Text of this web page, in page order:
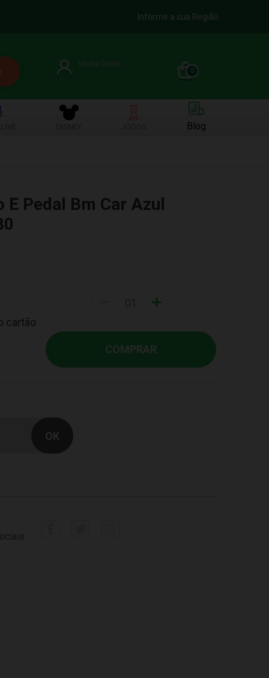
Informe a sua Região
Minha Conta
0
Blog
E Pedal Bm Car Azul
cartão
+
COMPRAR